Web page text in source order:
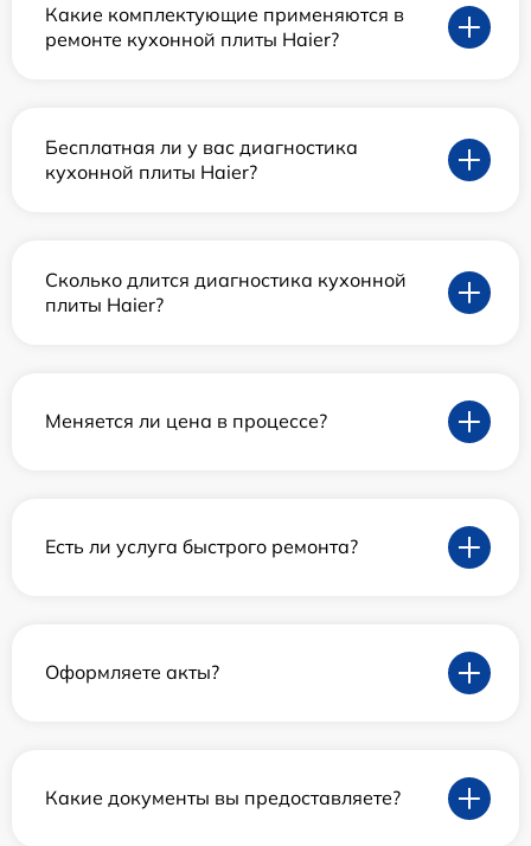
Какие комплектующие применяются в
ремонте кухонной плиты Haier?
Бесплатная ли у вас диагностика
кухонной плиты Haier?
Сколько длится диагностика кухонной
плиты Haier?
Меняется ли цена в процессе?
Есть ли услуга быстрого ремонта?
Оформляете акты?
Какие документы вы предоставляете?